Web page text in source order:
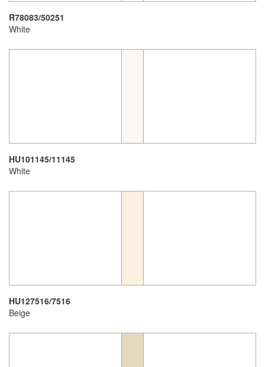
R78083/50251
White
HU101145/11145
White
HU127516/7516
Beige